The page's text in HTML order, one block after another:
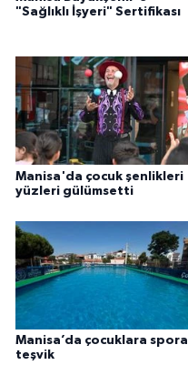
"Sağlıklı İşyeri" Sertifikası
Manisa'da çocuk şenlikleri
yüzleri gülümsetti
Manisa’da çocuklara spora
teşvik